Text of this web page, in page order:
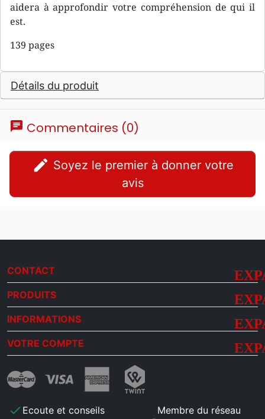
aidera à approfondir votre compréhension de qui il
est.
139 pages
Détails du produit
chat Commentaires (0)
edit
avis
CONTACT
PRODUITS
INFORMATIONS
VOTRE COMPTE
check Ecoute et conseils Membre du réseau